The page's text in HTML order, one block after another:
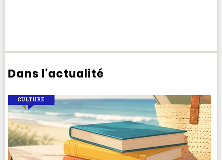
Dans l'actualité
CULTURE